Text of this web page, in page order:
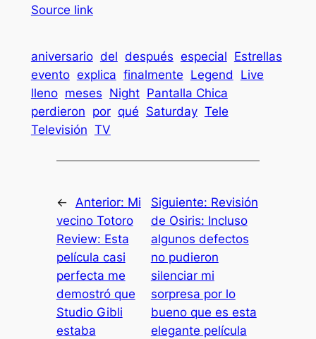
Source link
aniversario del después especial Estrellas
evento explica finalmente Legend
Live
lleno meses Night Pantalla Chica
perdieron por qué Saturday Tele
Televisión TV
← Anterior: Mi
vecino Totoro
Review: Esta
película casi
perfecta me
demostró que
Studio Gibli
estaba
Siguiente: Revisión
de Osiris: Incluso
algunos defectos
no pudieron
silenciar mi
sorpresa por lo
bueno que es esta
elegante película